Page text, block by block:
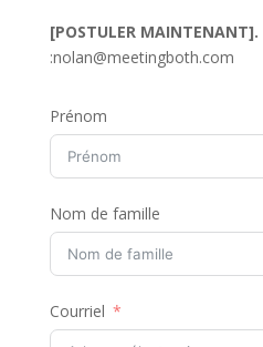
[POSTULER MAINTENANT].
:nolan@meetingboth.com
Prénom
Nom de famille
Courriel